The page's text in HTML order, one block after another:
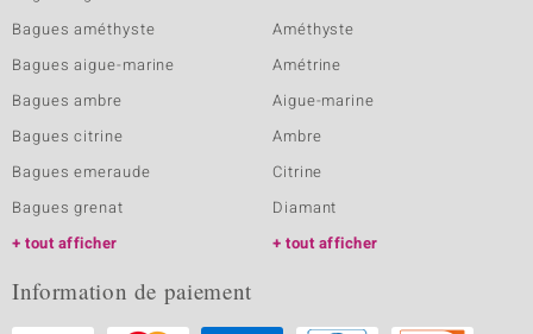
Bagues améthyste
Bagues aigue-marine
Bagues ambre
Bagues citrine
Bagues emeraude
Bagues grenat
tout afficher
Améthyste
Amétrine
Aigue-marine
Ambre
Citrine
Diamant
tout afficher
Information de paiement